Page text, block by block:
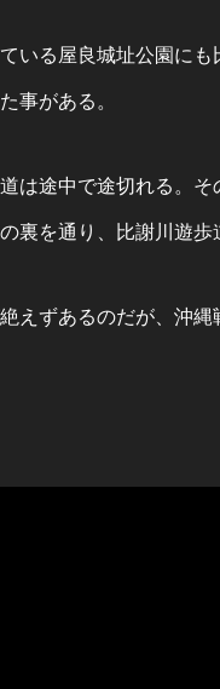
いる屋良城址公園に
事がある。
は途中で途切れる。
裏を通り、比謝川遊歩
えずあるのだが、沖